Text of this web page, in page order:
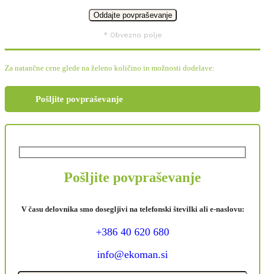
* Obvezno polje
Za natančne cene glede na želeno količino in možnosti dodelave:
Pošljite povpraševanje
Pošljite povpraševanje
V času delovnika smo dosegljivi na telefonski številki ali e-naslovu:
+386 40 620 680
info@ekoman.si